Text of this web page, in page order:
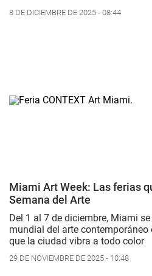
8 DE DICIEMBRE DE 2025 - 08:44
Miami Art Week: Las ferias
Semana del Arte
Del 1 al 7 de diciembre, Miami
mundial del arte
que la ciudad vibra a todo color
29 DE NOVIEMBRE DE 2025 - 10:48